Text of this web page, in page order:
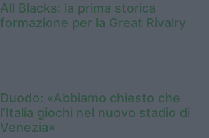
All Blacks: la prima storica
formazione per la Great Rivalry
Duodo: «Abbiamo chiesto che
l’Italia giochi nel nuovo stadio di
Venezia»